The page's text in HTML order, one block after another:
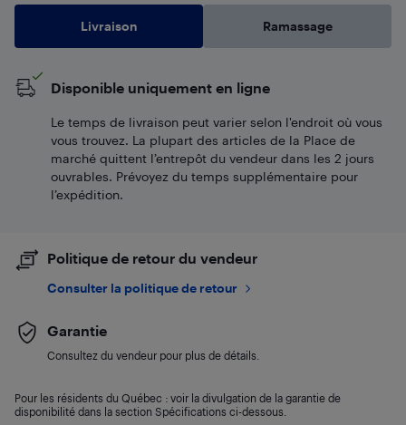
Livraison Ramassage
Disponible uniquement en ligne
Le temps de livraison peut varier selon l'endroit où vous
vous trouvez. La plupart des articles de la Place de
marché quittent l’entrepôt du vendeur dans les 2 jours
ouvrables. Prévoyez du temps supplémentaire pour
l’expédition.
Politique de retour du vendeur
Consulter la politique de retour
Garantie
Consultez du vendeur pour plus de détails.
Pour les résidents du Québec : voir la divulgation de la garantie de
disponibilité dans la section Spécifications ci-dessous.